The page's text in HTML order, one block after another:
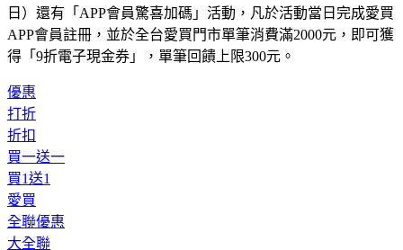
APP會員註冊，並於全台愛買門市單筆消費滿2000元，即可獲
得「9折電子現金券」，單筆回饋上限300元。
打折
折扣
買一送一
買1送1
愛買
全聯優惠
大全聯